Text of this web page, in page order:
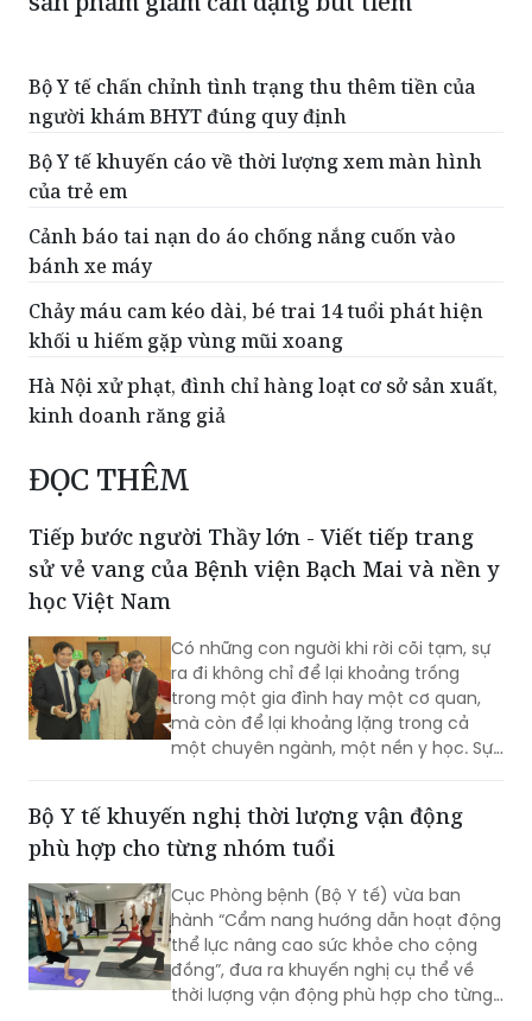
Bộ Y tế chấn chỉnh tình trạng thu thêm tiền của
Bộ Y tế khuyến cáo về thời lượng xem màn hình
của trẻ em
Cảnh báo tai nạn do áo chống nắng cuốn vào
bánh xe máy
Chảy máu cam kéo dài, bé trai 14 tuổi phát hiện
khối u hiếm gặp vùng mũi xoang
Hà Nội xử phạt, đình chỉ hàng loạt cơ sở sản xuất,
kinh doanh răng giả
ĐỌC THÊM
Tiếp bước người Thầy lớn - Viết tiếp trang
học Việt Nam
Có những con người khi rời cõi tạm, sự
trong một gia đình hay một cơ quan,
mà còn để lại khoảng lặng trong cả
một chuyên ngành, một nền y học. Sự
từ biệt của Anh hùng Lao động, Thầy
thuốc Nhân dân, Giáo sư Vũ Văn Đính là
một mất mát như vậy.
Bộ Y tế khuyến nghị thời lượng vận động
Cục Phòng bệnh (Bộ Y tế) vừa ban
hành “Cẩm nang hướng dẫn hoạt động
thể lực nâng cao sức khỏe cho cộng
đồng”, đưa ra khuyến nghị cụ thể về
thời lượng vận động phù hợp cho từng
nhóm tuổi, từ trẻ em dưới 1 tuổi đến
người cao tuổi nhằm nâng cao sức
khỏe và phòng ngừa bệnh tật.
Đoàn công tác Bộ Y tế khảo sát công trình